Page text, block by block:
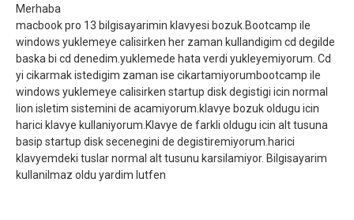
Merhaba
macbook pro 13 bilgisayarimin klavyesi bozuk.Bootcamp ile
windows yuklemeye calisirken her zaman kullandigim cd degilde
baska bi cd denedim.yuklemede hata verdi yukleyemiyorum. Cd
yi cikarmak istedigim zaman ise cikartamiyorumbootcamp ile
windows yuklemeye calisirken startup disk degistigi icin normal
lion isletim sistemini de acamiyorum.klavye bozuk oldugu icin
harici klavye kullaniyorum.Klavye de farkli oldugu icin alt tusuna
basip startup disk secenegini de degistiremiyorum.harici
klavyemdeki tuslar normal alt tusunu karsilamiyor. Bilgisayarim
kullanilmaz oldu yardim lutfen